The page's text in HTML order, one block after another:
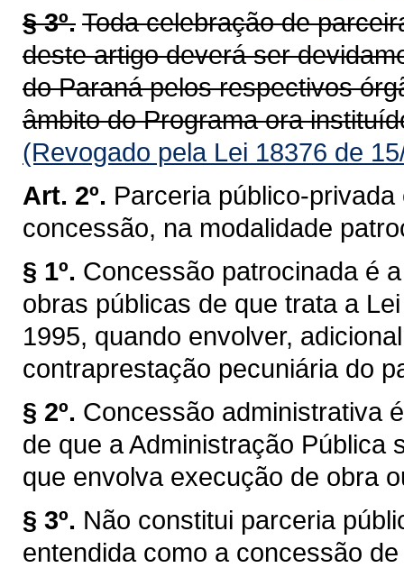
§ 3º. Toda celebração de
deste artigo deverá ser
do Paraná pelos respectivos
âmbito do Programa ora
(Revogado pela Lei 18376 de
Art. 2º. Parceria público-
concessão, na modalidade
§ 1º. Concessão patrocinada é
obras públicas de que trata a
1995, quando envolver,
contraprestação pecuniária do
§ 2º. Concessão administrativa
de que a Administração Pública
que envolva execução de obra
§ 3º. Não constitui parceria
entendida como a concessão